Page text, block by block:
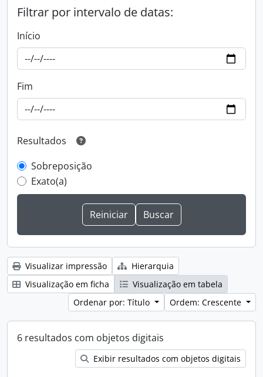
Filtrar por intervalo de datas:
Início
Fim
Resultados
Sobreposição
Exato(a)
Visualizar impressão
Hierarquia
Visualização em ficha
Visualização em tabela
Ordenar por: Título
Ordem: Crescente
6 resultados com objetos digitais
Exibir resultados com objetos digitais